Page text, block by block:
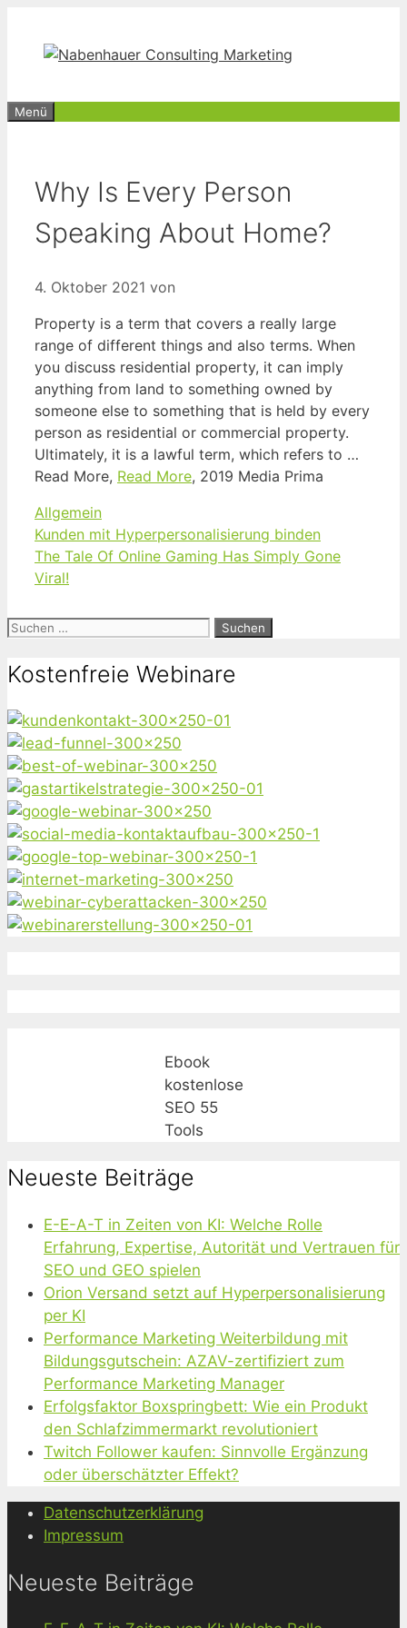
springen
Menü
Why Is Every Person
Speaking About Home?
4. Oktober 2021 von
Property is a term that covers a really large
range of different things and also terms. When
you discuss residential property, it can imply
anything from land to something owned by
someone else to something that is held by every
person as residential or commercial property.
Ultimately, it is a lawful term, which refers to …
Read More, Read More, 2019 Media Prima
Kategorien
Allgemein
Kunden mit Hyperpersonalisierung binden
The Tale Of Online Gaming Has Simply Gone
Viral!
Suchen
Kostenfreie Webinare
Ebook
kostenlose
SEO 55
Tools
Neueste Beiträge
E-E-A-T in Zeiten von KI: Welche Rolle
Erfahrung, Expertise, Autorität und Vertrauen für
SEO und GEO spielen
Orion Versand setzt auf Hyperpersonalisierung
per KI
Performance Marketing Weiterbildung mit
Bildungsgutschein: AZAV-zertifiziert zum
Performance Marketing Manager
Erfolgsfaktor Boxspringbett: Wie ein Produkt
den Schlafzimmermarkt revolutioniert
Twitch Follower kaufen: Sinnvolle Ergänzung
oder überschätzter Effekt?
Datenschutzerklärung
Impressum
Neueste Beiträge